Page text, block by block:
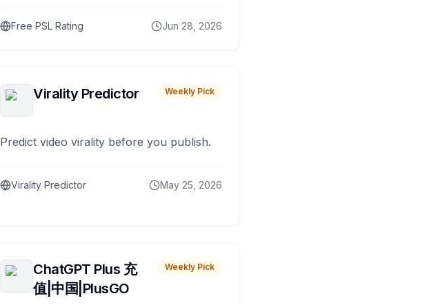
Free PSL Rating Jun 28, 2026
Virality Predictor Weekly Pick
Predict video virality before you publish.
Virality Predictor May 25, 2026
ChatGPT Plus 充
值|中国|PlusGO
Weekly Pick